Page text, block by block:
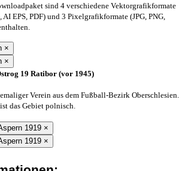
sind 4 verschiedene Vektorgrafikformate
AI EPS, PDF) und 3 Pixelgrafikformate (JPG, PNG,
×
×
19 Ratibor (vor 1945)
Verein aus dem Fußball-Bezirk Oberschlesien.
das Gebiet polnisch.
×
×